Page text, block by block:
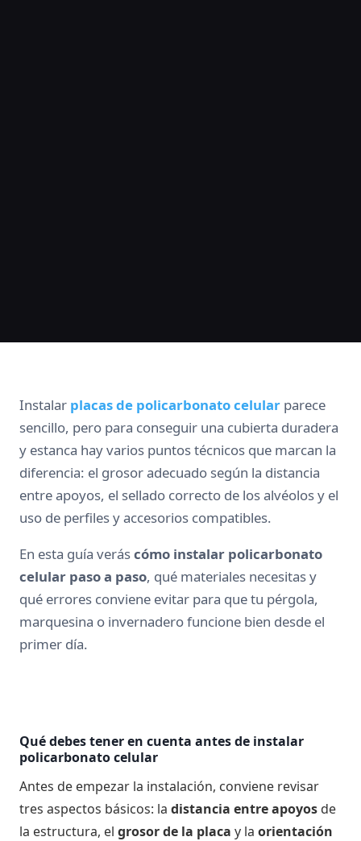
Instalar placas de policarbonato celular parece
sencillo, pero para conseguir una cubierta duradera
y estanca hay varios puntos técnicos que marcan la
diferencia: el grosor adecuado según la distancia
entre apoyos, el sellado correcto de los alvéolos y el
uso de perfiles y accesorios compatibles.
En esta guía veráscómo instalar policarbonato
celular paso a paso, qué materiales necesitas y
qué errores conviene evitar para que tu pérgola,
marquesina o invernadero funcione bien desde el
primer día.
Qué debes tener en cuenta antes de instalar
policarbonato celular
Antes de empezar la instalación, conviene revisar
tres aspectos básicos: la distancia entre apoyos de
la estructura, el grosor de la placa y la orientación